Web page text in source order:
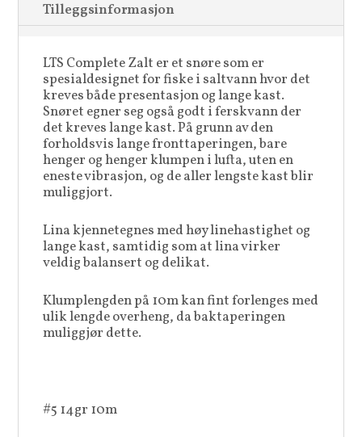
Tilleggsinformasjon
LTS Complete Zalt er et snøre som er
spesialdesignet for fiske i saltvann hvor det
kreves både presentasjon og lange kast.
Snøret egner seg også godt i ferskvann der
det kreves lange kast. På grunn av den
forholdsvis lange fronttaperingen, bare
henger og henger klumpen i lufta, uten en
eneste vibrasjon, og de aller lengste kast blir
muliggjort.
Lina kjennetegnes med høy linehastighet og
lange kast, samtidig som at lina virker
veldig balansert og delikat.
Klumplengden på 10m kan fint forlenges med
ulik lengde overheng, da baktaperingen
muliggjør dette.
#5 14gr 10m